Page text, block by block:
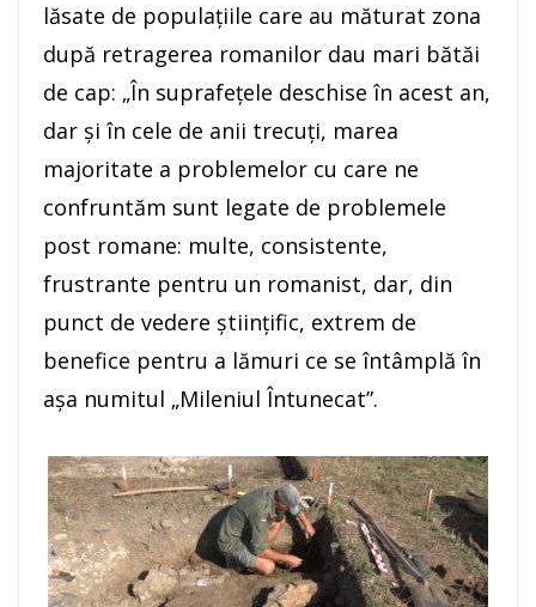
lăsate de populaţiile care au măturat zona
după retragerea romanilor dau mari bătăi
de cap: „În suprafeţele deschise în acest an,
dar şi în cele de anii trecuţi, marea
majoritate a problemelor cu care ne
confruntăm sunt legate de problemele
post romane: multe, consistente,
frustrante pentru un romanist, dar, din
punct de vedere ştiinţific, extrem de
benefice pentru a lămuri ce se întâmplă în
aşa numitul „Mileniul Întunecat”.